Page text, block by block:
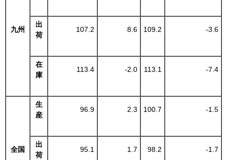
九州
出
荷
107.2 8.6 109.2 -3.6
在
庫
113.4 -2.0 113.1 -7.4
全国
生
産
96.9 2.3 100.7 -1.5
出
荷
95.1 1.7 98.2 -1.7